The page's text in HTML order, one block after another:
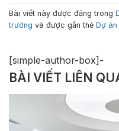
Bài viết này được đăng trong
trường và được gắn thẻ Dự
[simple-author-box]-
BÀI VIẾT LIÊN